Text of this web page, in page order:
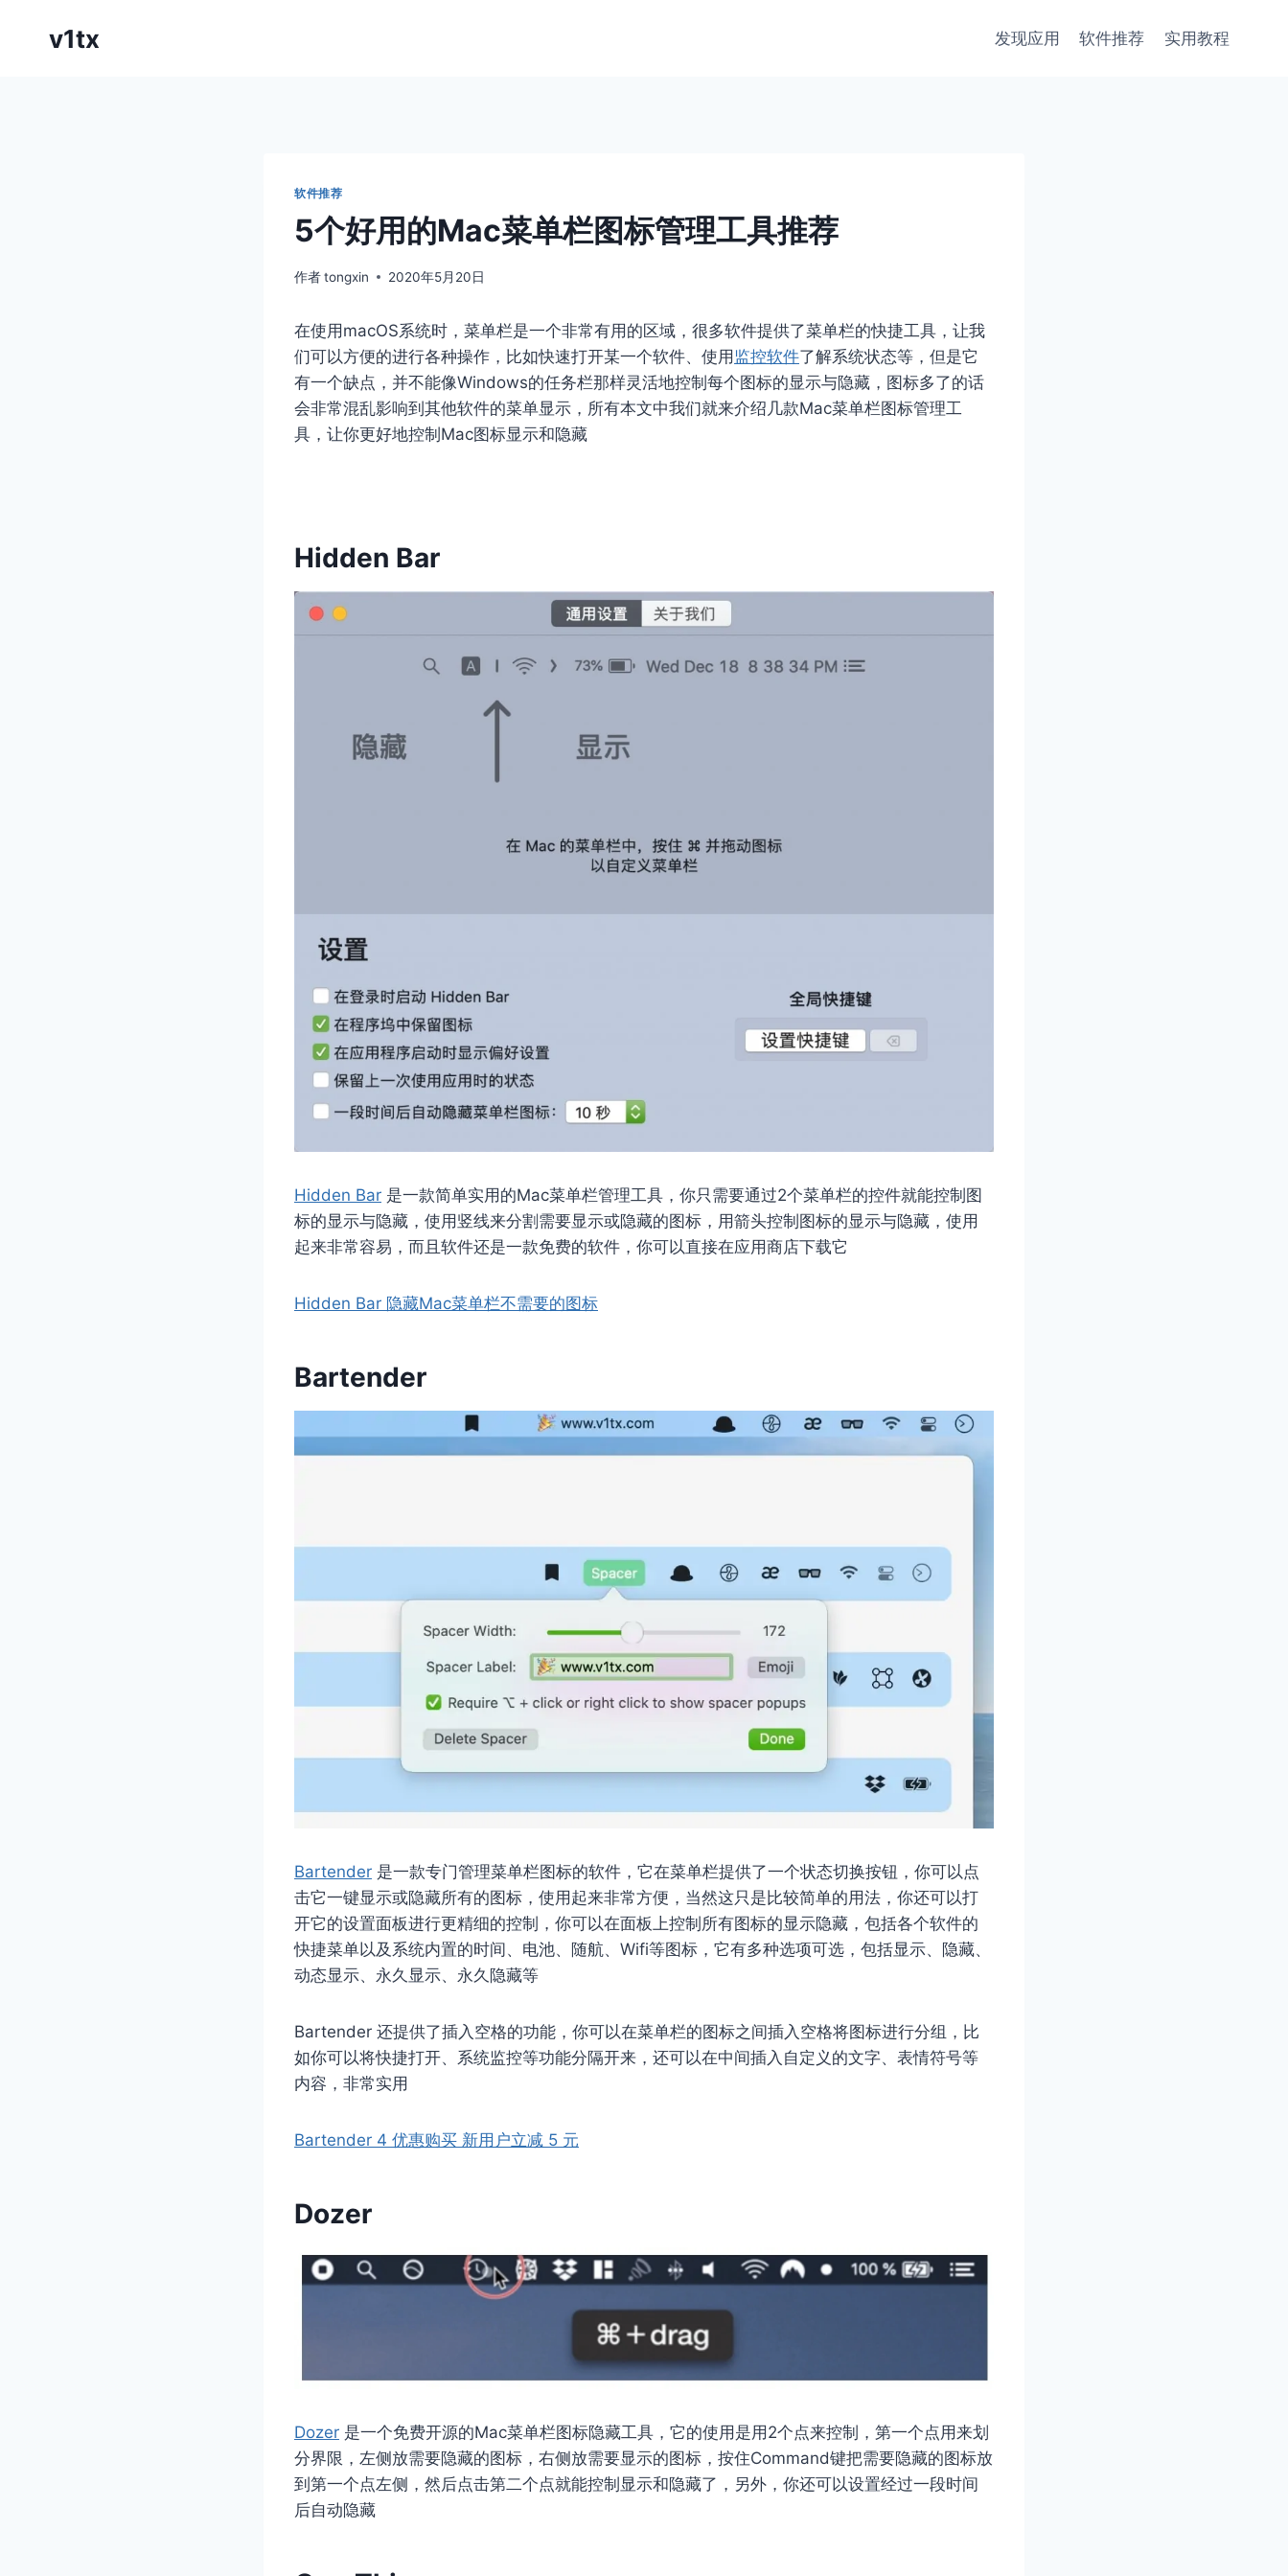
v1tx 发现应用 软件推荐 实用教程
软件推荐
5个好用的Mac菜单栏图标管理工具推荐
作者tongxin 2020年5月20日
在使用macOS系统时，菜单栏是一个非常有用的区域，很多软件提供了菜单栏的快捷工具，让我
们可以方便的进行各种操作，比如快速打开某一个软件、使用 监控软件了解系统状态等，但是它
有一个缺点，并不能像Windows的任务栏那样灵活地控制每个图标的显示与隐藏，图标多了的话
会非常混乱影响到其他软件的菜单显示，所有本文中我们就来介绍几款Mac菜单栏图标管理工
具，让你更好地控制Mac图标显示和隐藏
Hidden Bar
Hidden Bar 是一款简单实用的Mac菜单栏管理工具，你只需要通过2个菜单栏的控件就能控制图
标的显示与隐藏，使用竖线来分割需要显示或隐藏的图标，用箭头控制图标的显示与隐藏，使用
起来非常容易，而且软件还是一款免费的软件，你可以直接在应用商店下载它
Hidden Bar 隐藏Mac菜单栏不需要的图标
Bartender
Bartender 是一款专门管理菜单栏图标的软件，它在菜单栏提供了一个状态切换按钮，你可以点
击它一键显示或隐藏所有的图标，使用起来非常方便，当然这只是比较简单的用法，你还可以打
开它的设置面板进行更精细的控制，你可以在面板上控制所有图标的显示隐藏，包括各个软件的
快捷菜单以及系统内置的时间、电池、随航、Wifi等图标，它有多种选项可选，包括显示、隐藏、
动态显示、永久显示、永久隐藏等
Bartender 还提供了插入空格的功能，你可以在菜单栏的图标之间插入空格将图标进行分组，比
如你可以将快捷打开、系统监控等功能分隔开来，还可以在中间插入自定义的文字、表情符号等
内容，非常实用
Bartender 4 优惠购买 新用户立减 5 元
Dozer
Dozer 是一个免费开源的Mac菜单栏图标隐藏工具，它的使用是用2个点来控制，第一个点用来划
分界限，左侧放需要隐藏的图标，右侧放需要显示的图标，按住Command键把需要隐藏的图标放
到第一个点左侧，然后点击第二个点就能控制显示和隐藏了，另外，你还可以设置经过一段时间
后自动隐藏